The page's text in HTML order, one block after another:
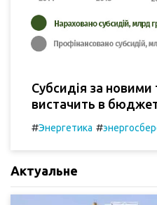
Субсидія за
вистачить в
#Энергетика #
Актуальне